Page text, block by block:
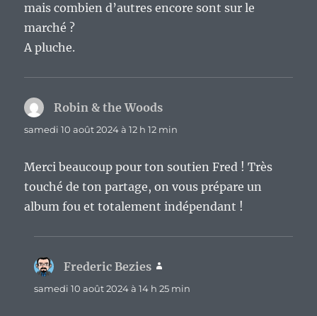
mais combien d’autres encore sont sur le
marché ?
A pluche.
Robin & the Woods
samedi 10 août 2024 à 12 h 12 min
Merci beaucoup pour ton soutien Fred ! Très
touché de ton partage, on vous prépare un
album fou et totalement indépendant !
Frederic Bezies
samedi 10 août 2024 à 14 h 25 min